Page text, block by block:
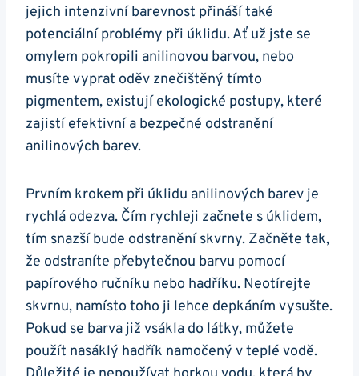
jejich intenzivní barevnost přináší také
potenciální problémy při úklidu. Ať už jste se
omylem pokropili anilinovou barvou, nebo
musíte vyprat oděv znečištěný tímto
pigmentem, existují ekologické postupy, které
zajistí efektivní a bezpečné odstranění
anilinových barev.
Prvním krokem při úklidu anilinových barev je
rychlá odezva. Čím rychleji začnete s úklidem,
tím snazší bude odstranění skvrny. Začněte tak,
že odstraníte přebytečnou barvu pomocí
papírového ručníku nebo hadříku. Neotírejte
skvrnu, namísto toho ji lehce depkáním vysušte.
Pokud se barva již vsákla do látky, můžete
použít nasáklý hadřík namočený v teplé vodě.